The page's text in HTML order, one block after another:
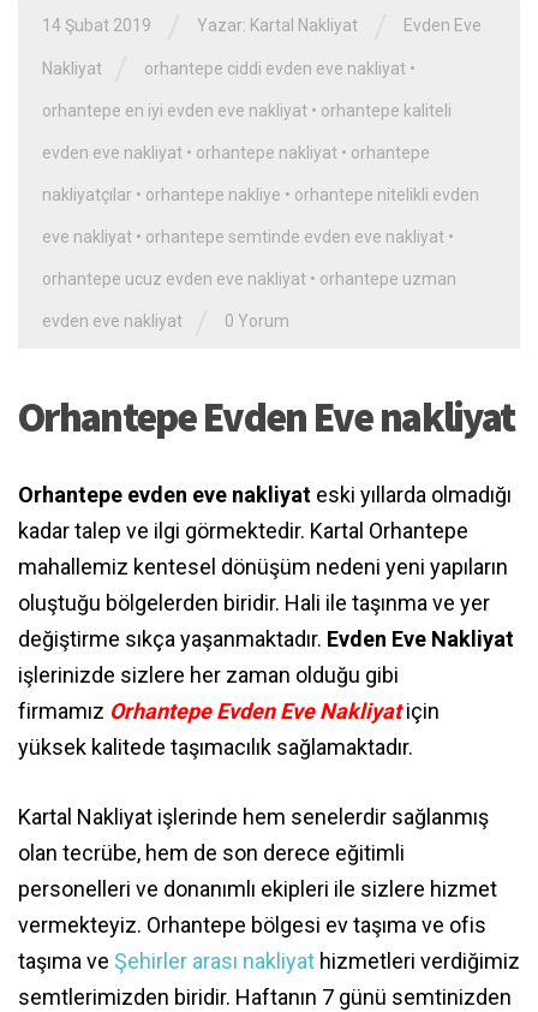
14 Şubat 2019 Yazar: Kartal Nakliyat Evden Eve
Nakliyat orhantepe ciddi evden eve nakliyat •
orhantepe en iyi evden eve nakliyat • orhantepe kaliteli
evden eve nakliyat • orhantepe nakliyat • orhantepe
nakliyatçılar • orhantepe nakliye • orhantepe nitelikli evden
eve nakliyat • orhantepe semtinde evden eve nakliyat •
orhantepe ucuz evden eve nakliyat • orhantepe uzman
evden eve nakliyat 0 Yorum
Orhantepe Evden Eve nakliyat
Orhantepe evden eve nakliyat eski yıllarda olmadığı
kadar talep ve ilgi görmektedir. Kartal Orhantepe
mahallemiz kentesel dönüşüm nedeni yeni yapıların
oluştuğu bölgelerden biridir. Hali ile taşınma ve yer
değiştirme sıkça yaşanmaktadır. Evden Eve Nakliyat
işlerinizde sizlere her zaman olduğu gibi
firmamız Orhantepe Evden Eve Nakliyatiçin
yüksek kalitede taşımacılık sağlamaktadır.
Kartal Nakliyat işlerinde hem senelerdir sağlanmış
olan tecrübe, hem de son derece eğitimli
personelleri ve donanımlı ekipleri ile sizlere hizmet
vermekteyiz. Orhantepe bölgesi ev taşıma ve ofis
taşıma ve Şehirler arası nakliyat hizmetleri verdiğimiz
semtlerimizden biridir. Haftanın 7 günü semtinizden